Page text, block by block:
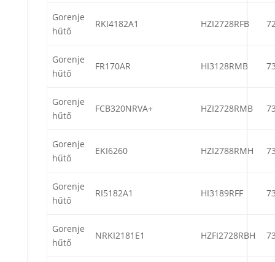
Gorenje
hűtő
RKI4182A1 HZI2728RFB
Gorenje
hűtő
FR170AR HI3128RMB
Gorenje
hűtő
FCB320NRVA+ HZI2728RMB
Gorenje
hűtő
EKI6260 HZI2788RMH
Gorenje
hűtő
RI5182A1 HI3189RFF
Gorenje
hűtő
NRKI2181E1 HZFI2728RBH